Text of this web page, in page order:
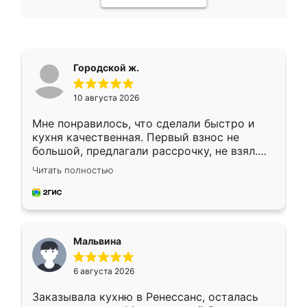
Городской ж.
10 августа 2026
Мне понравилось, что сделали быстро и
кухня качественная. Первый взнос не
большой, предлагали рассрочку, не взял.
Ждал меньше месяца, сборщик с прямыми
руками. По цене вышло адекватно.
Рекомендую!
Читать полностью
Мальвина
6 августа 2026
Заказывала кухню в Ренессанс, осталась